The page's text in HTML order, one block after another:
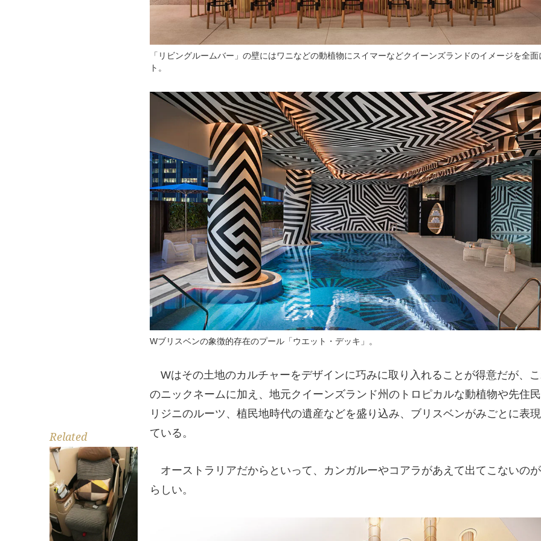
Related
「リビングルームバー」の壁にはワニなどの動植物にスイマーなどクイーンズランドのイメージを全
ト。
Wブリスベンの象徴的存在のプール「ウエット・デッキ」。
Wはその土地のカルチャーをデザインに巧みに取り入れることが得意だが、
のニックネームに加え、地元クイーンズランド州のトロピカルな動植物や先住
リジニのルーツ、植民地時代の遺産などを盛り込み、ブリスベンがみごとに表
ている。
オーストラリアだからといって、カンガルーやコアラがあえて出てこないの
らしい。